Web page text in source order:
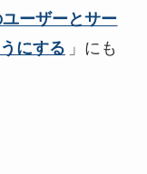
ーザーとサー
にする 」にも